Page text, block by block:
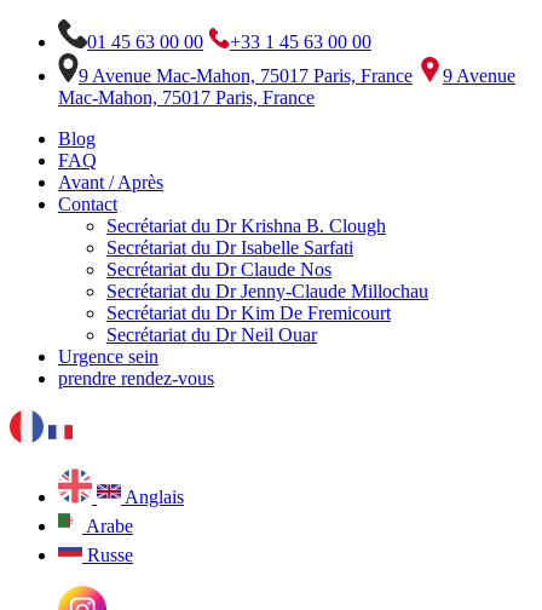
01 45 63 00 00
+33 1 45 63 00 00
9 Avenue Mac-Mahon, 75017 Paris, France
9 Avenue
Mac-Mahon, 75017 Paris, France
Blog
FAQ
Avant / Après
Contact
Secrétariat du Dr Krishna B. Clough
Secrétariat du Dr Isabelle Sarfati
Secrétariat du Dr Claude Nos
Secrétariat du Dr Jenny-Claude Millochau
Secrétariat du Dr Kim De Fremicourt
Secrétariat du Dr Neil Ouar
Urgence sein
prendre rendez-vous
Anglais
Arabe
Russe